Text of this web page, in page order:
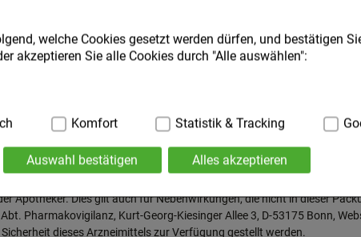
welche Cookies gesetzt werden dürfen, und bestätigen
akzeptieren Sie alle Cookies durch "Alle auswählen":
handelt es sich um Cookies, die für die Grundfunktionen
des Besuchers oder unsere Seite an bevorzugte
anzupassen. Komfort-Cookies ermöglichen
Komfort Statistik & Tracking
Auswahl bestätigen Alles akzeptieren
vergessen haben.
Anwendung dieses Arzneimittels nicht ganz sicher sind.
aber nicht bei jedem auftreten müssen. Gelegentlich kann es zu
Absetzen spontan abklingen.
Apotheker. Dies gilt auch für Nebenwirkungen, die nicht in dieser
Pharmakovigilanz, Kurt-Georg-Kiesinger Allee 3, D-53175 Bonn,
dieses Arzneimittels zur Verfügung gestellt werden.